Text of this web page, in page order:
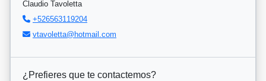
Claudio Tavoletta
+526563119204
vtavoletta@hotmail.com
¿Prefieres que te contactemos?